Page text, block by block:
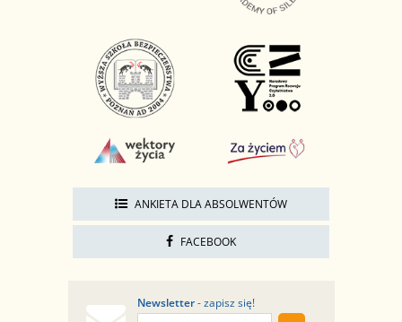
ANKIETA DLA ABSOLWENTÓW
FACEBOOK
Newsletter- zapisz się!